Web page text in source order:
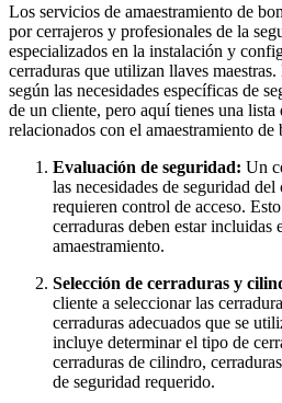
Los servicios de amaestramiento de
por cerrajeros y profesionales de la
especializados en la instalación y
cerraduras que utilizan llaves
según las necesidades específicas de
de un cliente, pero aquí tienes una
relacionados con el amaestramiento de
Evaluación de seguridad: Un
las necesidades de seguridad
requieren control de acceso.
cerraduras deben estar incluidas
amaestramiento.
Selección de cerraduras y
cliente a seleccionar las
cerraduras adecuados que se
incluye determinar el tipo de
cerraduras de cilindro,
de seguridad requerido.